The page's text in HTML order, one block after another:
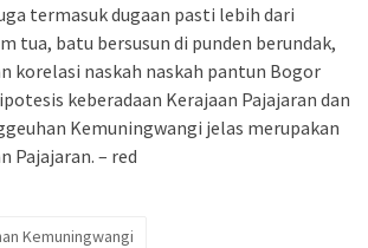
termasuk dugaan pasti lebih dari
tua, batu bersusun di punden berundak,
korelasi naskah naskah pantun Bogor
keberadaan Kerajaan Pajajaran dan
Kemuningwangi jelas merupakan
Pajajaran. – red
Kemuningwangi